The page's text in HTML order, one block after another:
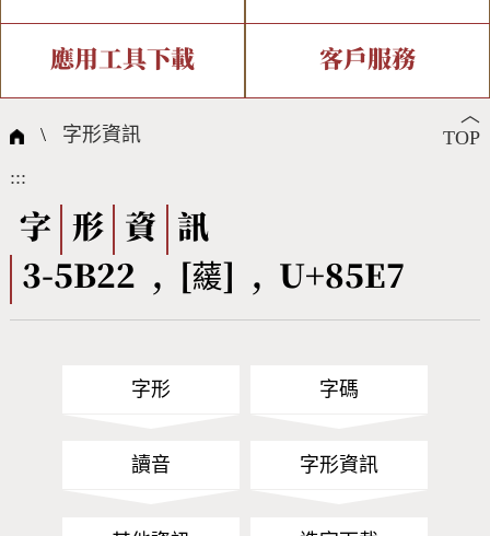
中文碼介紹 專有名詞介紹
國際字碼相關組織
複合查詢 注音查詢
筆畫查詢
筆順序查詢
CNS查詢 Unicode查詢
新字申請處理流程
字形即時顯示 造字解決方案
全字庫授權 轉碼Web Service
應用工具下載
個人電腦造字處理工具
字形下載
客戶服務
問題集
熱門查詢統計
︿
TOP
\ 字形資訊
:::
字 形 資
訊
3-5B22 , [藧] , U+85E7
字形 字碼
讀音 字形資訊